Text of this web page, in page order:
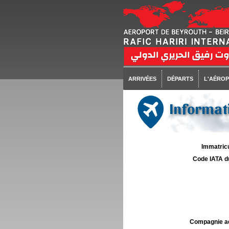
ARRIVÉES DÉPARTS
Code IATA
Compagnie